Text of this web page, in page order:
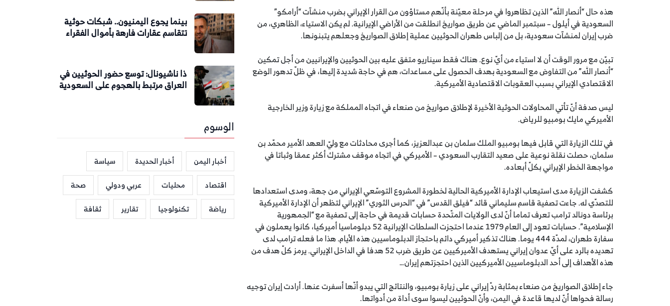
هذه حال “أنصار الله” الذين تظاهروا في مرحلة معيّنة بأنّهم مستاؤون من القرار الإيراني بضرب منشآت “أرامكو”
السعودية في أيلول – سبتمبر الماضي عن طريق صواريخ انطلقت من الأراضي الإيرانية. لم يكن الاستياء، الظاهري، من
ضرب إيران لمنشآت سعودية، بل من إلباس طهران الحوثيين عملية إطلاق الصواريخ وجعلهم يتبنونها.
تبيّن مع مرور الوقت أن لا استياء من أيّ نوع. هناك فقط سيناريو متفق عليه بين الحوثيين والإيرانيين من أجل تمكين
“أنصار الله” من التفاوض مع السعودية بهدف الحصول على مساعدات، هم في حاجة شديدة إليها، في ظلّ تدهور الوضع
الاقتصادي الإيراني بسبب العقوبات الاقتصادية الأميركية.
ليس صدفة أنّ تأتي المحاولات الحوثية الأخيرة لإطلاق صواريخ من صنعاء في اتجاه المملكة مع زيارة وزير الخارجية
الأميركي مايك بومبيو للرياض.
في تلك الزيارة التي قابل فيها بومبيو الملك سلمان بن عبدالعزيز، كما أجرى محادثات مع وليّ العهد الأمير محمّد بن
سلمان، حصلت نقلة نوعية على صعيد التقارب السعودي – الأميركي في اتجاه موقف مشترك أكثر عمقا وثباتا في
مواجهة الخطر الإيراني بكلّ أبعاده.
كشفت الزيارة مدى استيعاب الإدارة الأميركية الحالية لخطورة المشروع التوسّعي الإيراني من جهة، ومدى استعدادها
للتصدّي له. جاءت تصفية قاسم سليماني قائد “فيلق القدس” في “الحرس الثوري” الإيراني لتظهر أن الإدارة الأميركية
برئاسة دونالد ترامب تعرف تماما أنّ لدى الولايات المتّحدة حسابات قديمة في حاجة إلى تصفية مع “الجمهورية
الإسلامية”. حسابات تعود إلى العام 1979 عندما احتجزت السلطات الإيرانية 52 دبلوماسيا أميركيا، كانوا يعملون في
سفارة طهران، لمدّة 444 يوما. هناك تذكير أميركي دائم باحتجاز الدبلوماسيين هذه الأيام. هذا ما فعله ترامب لدى
تهديده بالرد على أيّ عدوان إيراني يستهدف الأميركيين عن طريق ضرب 52 هدفا في الداخل الإيراني. يرمز كلّ هدف من
هذه الأهداف إلى أحد الدبلوماسيين الأميركيين الذين احتجزتهم إيران…
جاء إطلاق الصواريخ من صنعاء بمثابة ردّ إيراني على زيارة بومبيو، والنتائج التي يبدو أنّها أسفرت عنها. أرادت إيران توجيه
رسالة فحواها أنّ لديها قاعدة في اليمن، وأنّ الحوثيين ليسوا سوى أداة من أدواتها.
بينما يجوع اليمنيون.. شبكات حوثية
تتقاسم عقارات فارهة بأموال الفقراء
ذا ناشيونال: توسع حضور الحوثيين في
العراق مرتبط بالهجوم على السعودية
الوسوم
أخبار اليمن أخبار الحديدة
سياسة
اقتصاد
محليات عربي ودولي
صحة
رياضة
تكنولوجيا تقارير ثقافة